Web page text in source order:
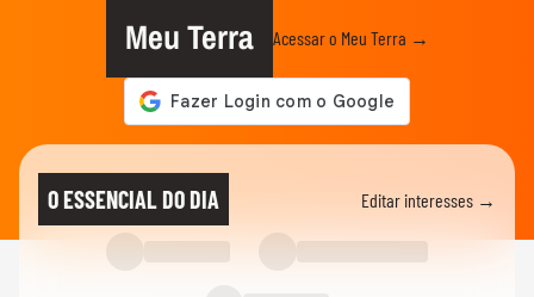
00:26
Por que o corpo treme durante a prancha?
Vídeo mostra o momento em que jogador
do São Paulo atropela idoso...
Vídeo mostra o momento em que Nicolas,
Meu Terra Acessar o Meu Terra →
O ESSENCIAL DO DIA Editar interesses →